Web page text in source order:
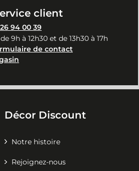
client
94 00 39
9h à 12h30 et de 13h30 à 17h
de contact
Décor Discount
Notre histoire
Rejoignez-nous